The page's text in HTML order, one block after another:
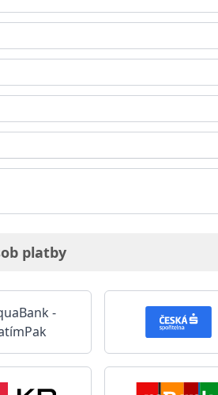
platby